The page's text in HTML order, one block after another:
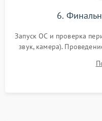
6.
Запуск ОС и проверка
звук, камера).
для контроля
системы